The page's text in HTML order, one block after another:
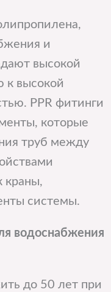
и
высокой
к высокой
PPR фитинги
которые
труб между
краны,
системы.
водоснабжения
до 50 лет при